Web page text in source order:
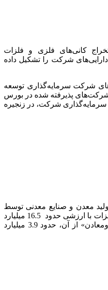
کانی‌های فلزی و فلزات
ترکیب دارایی‌های شرکت را تشکیل داده
دارایی‌های شرکت سرمایه‌گذاری توسعه
پذیرفته شده در بورس
سرمایه‌گذاری شرکت، در زنجیره
تولید معدن و صنایع معدنی توسط
گروه شرکتهای توسعه معادن و فلزات با ارزشی حدود 16.5 میلیارد
یورو در حال اجراست که سهم «ومعادن» از آن، حدود 3.9 میلیارد